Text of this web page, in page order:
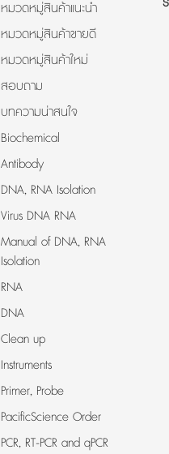
หมวดหมู่สินค้าแนะนำ
หมวดหมู่สินค้าขายดี
หมวดหมู่สินค้าใหม่
สอบถาม
บทความน่าสนใจ
Biochemical
Antibody
DNA, RNA Isolation
Virus DNA RNA
Manual of DNA, RNA
Isolation
RNA
DNA
Clean up
Instruments
Primer, Probe
PacificScience Order
PCR, RT-PCR and qPCR